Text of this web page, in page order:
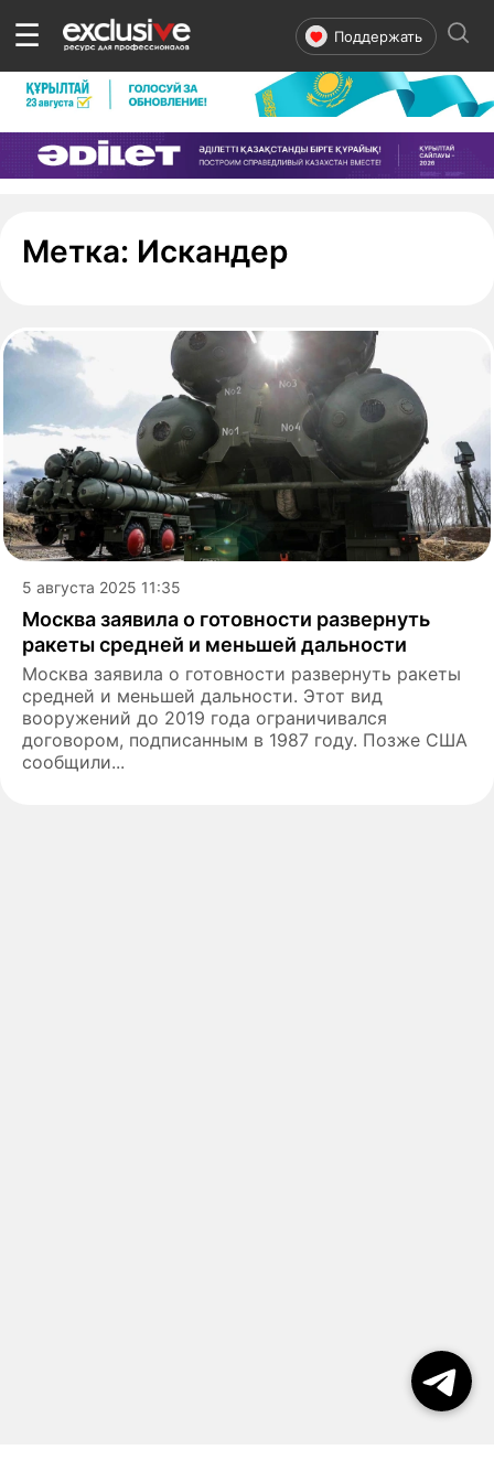
☰ Поддержать
Метка: Искандер- страница 1
5 августа 2025 11:35
Москва заявила о готовности развернуть
ракеты средней и меньшей дальности
Москва заявила о готовности развернуть ракеты
средней и меньшей дальности. Этот вид
вооружений до 2019 года ограничивался
договором, подписанным в 1987 году. Позже США
сообщили...